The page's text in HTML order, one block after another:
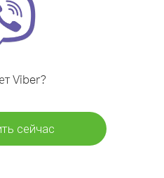
Viber?
сейчас